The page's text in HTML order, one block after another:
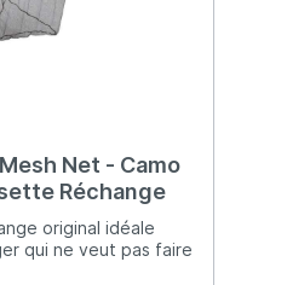
Net - Camo
Réchange
original idéale
qui ne veut pas faire